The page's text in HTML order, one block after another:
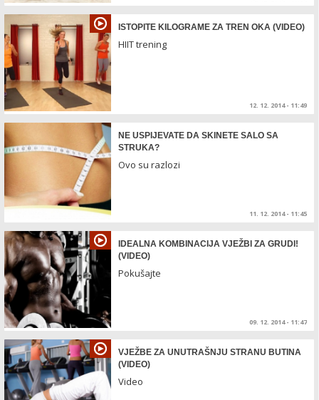
ISTOPITE KILOGRAME ZA TREN OKA (VIDEO)
HIIT trening
12. 12. 2014 - 11:49
NE USPIJEVATE DA SKINETE SALO SA
STRUKA?
Ovo su razlozi
11. 12. 2014 - 11:45
IDEALNA KOMBINACIJA VJEŽBI ZA GRUDI!
(VIDEO)
Pokušajte
09. 12. 2014 - 11:47
VJEŽBE ZA UNUTRAŠNJU STRANU BUTINA
(VIDEO)
Video